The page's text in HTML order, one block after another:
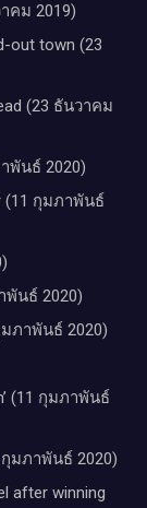
คม 2019)
out town (23
(23 ธันวาคม
พันธ์ 2020)
(11 กุมภาพันธ์
พันธ์ 2020)
มภาพันธ์ 2020)
(11 กุมภาพันธ์
กุมภาพันธ์ 2020)
after winning